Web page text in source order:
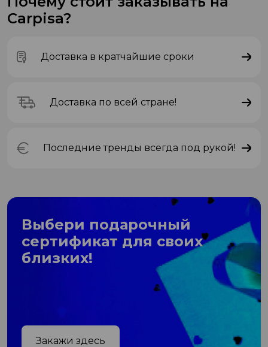
Carpisa?
Доставка в кратчайшие сроки
Доставка по всей стране!
Последние тренды всегда под рукой!
Выбери подарочный
сертификат для своих
близких!
Закажи здесь